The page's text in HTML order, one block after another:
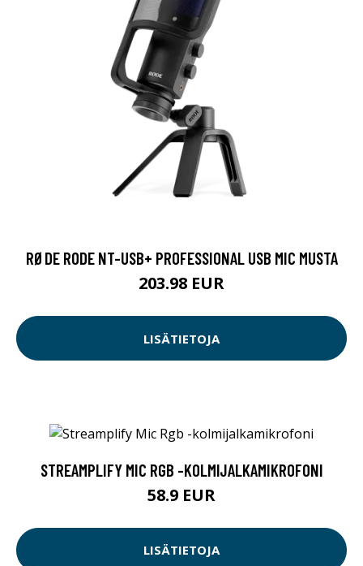
RØDE RODE NT-USB+ PROFESSIONAL USB MIC MUSTA
203.98 EUR
LISÄTIETOJA
STREAMPLIFY MIC RGB -KOLMIJALKAMIKROFONI
58.9 EUR
LISÄTIETOJA